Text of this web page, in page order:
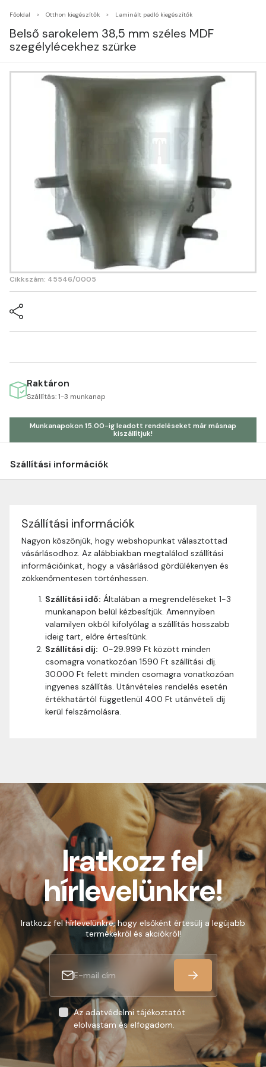
Főoldal Otthon kiegészítők Laminált padló kiegészítők
Belső sarokelem 38,5 mm széles MDF
szegélylécekhez szürke
Cikkszám: 45546/0005
Raktáron
Szállítás: 1-3 munkanap
Munkanapokon 15.00-ig leadott rendeléseket már másnap
kiszállítjuk!
Szállítási információk
Szállítási információk
Nagyon köszönjük, hogy webshopunkat választottad
vásárlásodhoz. Az alábbiakban megtalálod szállítási
információinkat, hogy a vásárlásod gördülékenyen és
zökkenőmentesen történhessen.
Szállítási idő: Általában a megrendeléseket 1-3
munkanapon belül kézbesítjük. Amennyiben
valamilyen okból kifolyólag a szállítás hosszabb
ideig tart, előre értesítünk.
Szállítási díj: 0-29.999 Ft között minden
csomagra vonatkozóan 1590 Ft szállítási díj.
30.000 Ft felett minden csomagra vonatkozóan
ingyenes szállítás. Utánvételes rendelés esetén
értékhatártól függetlenül 400 Ft utánvételi díj
kerül felszámolásra.
Iratkozz fel
hírlevelünkre!
Iratkozz fel hírlevelünkre, hogy elsőként értesülj a legújabb
termékekről és akciókról!
Az adatvédelmi tájékoztatót
elolvastam és elfogadom.